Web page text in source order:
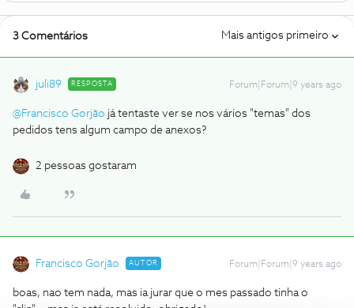
3 Comentários Mais antigos primeiro
juli89 RESPOSTA Forum|Forum|9 years ago
@Francisco Gorjão já tentaste ver se nos vários "temas" dos
pedidos tens algum campo de anexos?
2 pessoas gostaram
Francisco Gorjão AUTOR Forum|Forum|9 years ago
boas, nao tem nada, mas ia jurar que o mes passado tinha o